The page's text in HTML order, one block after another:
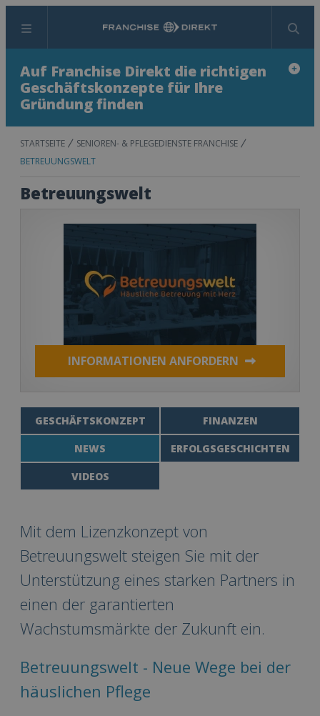
Menü Suchen
Auf Franchise Direkt die richtigen
Geschäftskonzepte für Ihre
Gründung finden
STARTSEITE
SENIOREN- & PFLEGEDIENSTE FRANCHISE
BETREUUNGSWELT
Betreuungswelt
INFORMATIONEN ANFORDERN
GESCHÄFTSKONZEPT FINANZEN
NEWS ERFOLGSGESCHICHTEN
VIDEOS
Mit dem Lizenzkonzept von
Betreuungswelt steigen Sie mit der
Unterstützung eines starken Partners in
einen der garantierten
Wachstumsmärkte der Zukunft ein.
Betreuungswelt - Neue Wege bei der
häuslichen Pflege